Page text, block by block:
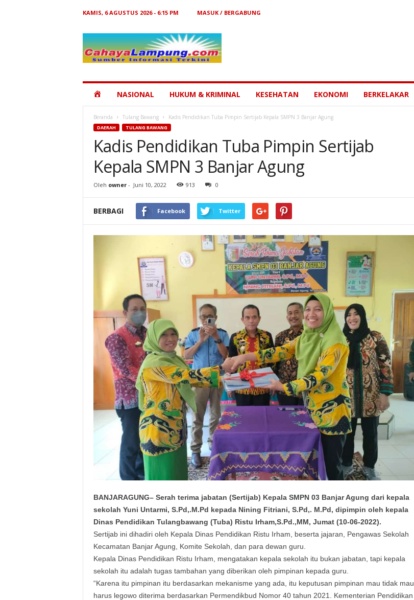
KAMIS, 6 AGUSTUS 2026 - 6:15 PM
MASUK / BERGABUNG
Lampung
HOMENASIONAL HUKUM & KRIMINAL KESEHATAN EKONOMI BERKELAKAR
Beranda Tulang Bawang Kadis Pendidikan Tuba Pimpin Sertijab Kepala SMPN 3 Banjar Agung
DAERAH TULANG BAWANG
Kadis Pendidikan Tuba Pimpin Sertijab
Kepala SMPN 3 Banjar Agung
Oleh owner- Juni 10, 2022 913 0
BERBAGI Facebook Twitter
BANJARAGUNG– Serah terima jabatan (Sertijab) Kepala SMPN 03 Banjar Agung dari kepala
sekolah Yuni Untarmi, S.Pd,.M.Pd kepada Nining Fitriani, S.Pd,. M.Pd, dipimpin oleh kepala
Dinas Pendidikan Tulangbawang (Tuba) Ristu Irham,S.Pd.,MM, Jumat (10-06-2022).
Sertijab ini dihadiri oleh Kepala Dinas Pendidikan Ristu Irham, beserta jajaran, Pengawas Sekolah
Kecamatan Banjar Agung, Komite Sekolah, dan para dewan guru.
Kepala Dinas Pendidikan Ristu Irham, mengatakan kepala sekolah itu bukan jabatan, tapi kepala
sekolah itu adalah tugas tambahan yang diberikan oleh pimpinan kepada guru.
“Karena itu pimpinan itu berdasarkan mekanisme yang ada, itu keputusan pimpinan mau tidak mau
harus legowo diterima berdasarkan Permendikbud Nomor 40 tahun 2021. Kementerian Pendidikan